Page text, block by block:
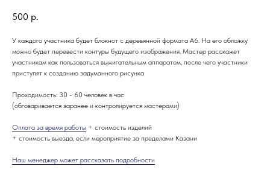
500 р.
У каждого участника будет блокнот с деревянной формата А6. На его обложку
можно будет перевести контуры будущего изображения. Мастер расскажет
участникам как пользоваться выжигательным аппаратом, после чего участники
приступят к созданию задуманного рисунка
Проходимость: 30 - 60 человек в час
(обговаривается заранее и контролируется мастерами)
Оплата за время работы + стоимость изделий
+ стоимость выезда, если мероприятие за пределами Казани
Наш менеджер может рассказать подробности